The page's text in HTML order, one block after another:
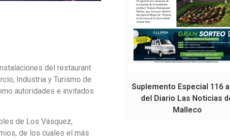
del restaurant
Industria y Turismo de
autoridades e invitados
de Los Vásquez,
de los cuales el más
Suplemento Especial 116
del Diario Las Noticias
Malleco